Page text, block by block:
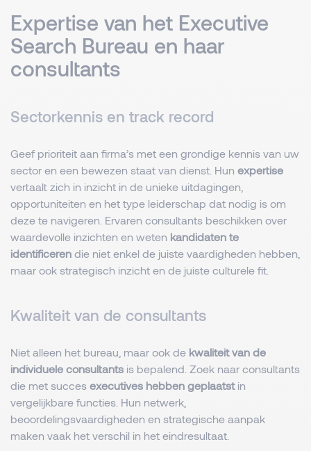
Expertise van het Executive
Search Bureau en haar
consultants
Sectorkennis en track record
Geef prioriteit aan firma’s met een grondige kennis van uw
sector en een bewezen staat van dienst. Hun expertise
vertaalt zich in inzicht in de unieke uitdagingen,
opportuniteiten en het type leiderschap dat nodig is om
deze te navigeren. Ervaren consultants beschikken over
waardevolle inzichten en weten kandidaten te
identificeren die niet enkel de juiste vaardigheden hebben,
maar ook strategisch inzicht en de juiste culturele fit.
Kwaliteit van de consultants
Niet alleen het bureau, maar ook de kwaliteit van de
individuele consultants is bepalend. Zoek naar consultants
die met succes executives hebben geplaatstin
vergelijkbare functies. Hun netwerk,
beoordelingsvaardigheden en strategische aanpak
maken vaak het verschil in het eindresultaat.